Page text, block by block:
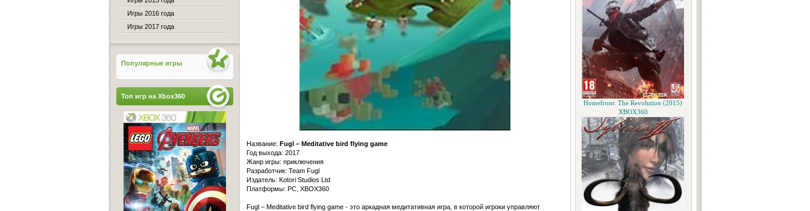
Homefront: The Revolution (2015)
XBOX360
Название: Fugl – Meditative bird flying game
Год выхода: 2017
Жанр игры: приключения
Разработчик: Team Fugl
Издатель: Kotori Studios Ltd
Платформы: PC, XBOX360
Fugl – Meditative bird flying game - это аркадная медитативная игра, в которой игроки управляют
Игры 2016 года
Игры 2017 года
Популярные игры
Топ игр на Xbox360